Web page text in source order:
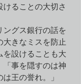
ることの大切さ
ングス銀行の話を
大きなミスを防止
を設けることも大
「事を隠すのは神
王の誉れ。」